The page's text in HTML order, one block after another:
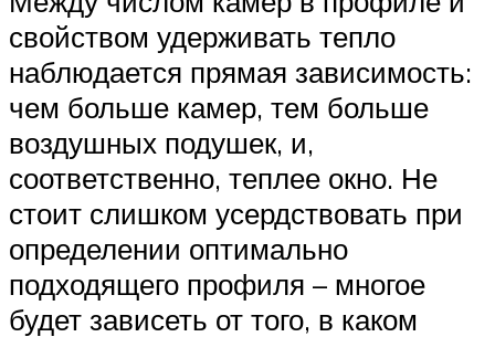
свойством удерживать тепло
наблюдается прямая зависимость:
чем больше камер, тем больше
воздушных подушек, и,
соответственно, теплее окно. Не
стоит слишком усердствовать при
определении оптимально
подходящего профиля – многое
будет зависеть от того, в каком